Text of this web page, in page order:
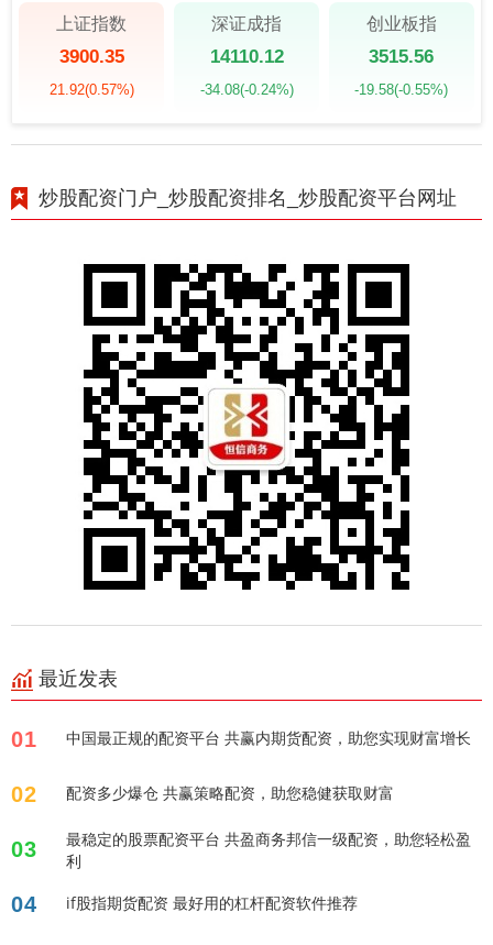
上证指数
3900.35
21.92(0.57%)
深证成指
14110.12
-34.08(-0.24%)
创业板指
3515.56
-19.58(-0.55%)
炒股配资门户_炒股配资排名_炒股配资平台网址
最近发表
01 中国最正规的配资平台 共赢内期货配资，助您实现财富增长
02 配资多少爆仓 共赢策略配资，助您稳健获取财富
03
最稳定的股票配资平台 共盈商务邦信一级配资，助您轻松盈
利
04 if股指期货配资 最好用的杠杆配资软件推荐